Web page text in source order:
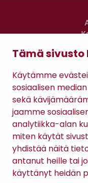
Tämä
Käytämme
sosiaalisen
sekä
jaamme
analytiikka-alan
miten käytät
yhdistää näitä
antanut heille tai
käyttänyt heidän